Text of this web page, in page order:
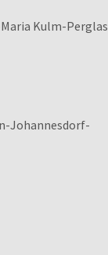
Kulm-Perglas
Johannesdorf-